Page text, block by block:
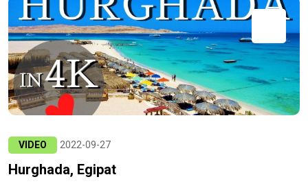
VIDEO 2022-09-27
Hurghada, Egipat